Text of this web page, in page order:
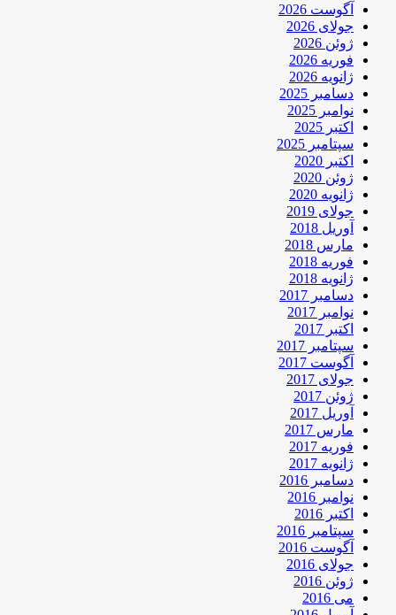
آگوست 2026
جولای 2026
ژوئن 2026
فوریه 2026
ژانویه 2026
دسامبر 2025
نوامبر 2025
اکتبر 2025
سپتامبر 2025
اکتبر 2020
ژوئن 2020
ژانویه 2020
جولای 2019
آوریل 2018
مارس 2018
فوریه 2018
ژانویه 2018
دسامبر 2017
نوامبر 2017
اکتبر 2017
سپتامبر 2017
آگوست 2017
جولای 2017
ژوئن 2017
آوریل 2017
مارس 2017
فوریه 2017
ژانویه 2017
دسامبر 2016
نوامبر 2016
اکتبر 2016
سپتامبر 2016
آگوست 2016
جولای 2016
ژوئن 2016
می 2016